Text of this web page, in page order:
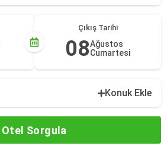
Çıkış Tarihi
08Ağustos
Cumartesi
Konuk Ekle
Otel Sorgula